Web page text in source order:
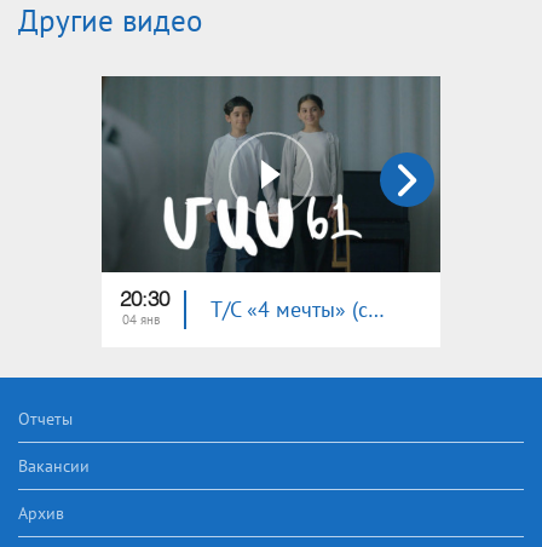
Другие видео
20:30
04 янв Т/С «4 мечты» (серия 61)
Отчеты
Вакансии
Архив